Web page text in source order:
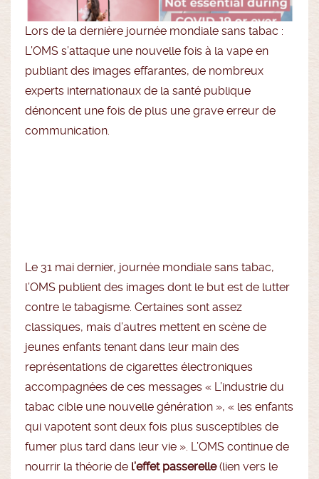
Lors de la dernière journée mondiale sans tabac :
L’OMS s’attaque une nouvelle fois à la vape en
publiant des images effarantes, de nombreux
experts internationaux de la santé publique
dénoncent une fois de plus une grave erreur de
communication.
Le 31 mai dernier, journée mondiale sans tabac,
l’OMS publient des images dont le but est de lutter
contre le tabagisme. Certaines sont assez
classiques, mais d’autres mettent en scène de
jeunes enfants tenant dans leur main des
représentations de cigarettes électroniques
accompagnées de ces messages « L’industrie du
tabac cible une nouvelle génération », « les enfants
qui vapotent sont deux fois plus susceptibles de
fumer plus tard dans leur vie ». L’OMS continue de
nourrir la théorie de l’effet passerelle(lien vers le